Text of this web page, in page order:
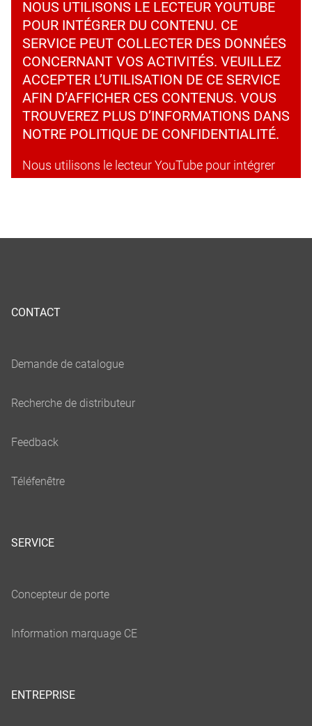
NOUS UTILISONS LE LECTEUR YOUTUBE
POUR INTÉGRER DU CONTENU. CE
SERVICE PEUT COLLECTER DES DONNÉES
CONCERNANT VOS ACTIVITÉS. VEUILLEZ
ACCEPTER L’UTILISATION DE CE SERVICE
AFIN D’AFFICHER CES CONTENUS. VOUS
TROUVEREZ PLUS D’INFORMATIONS DANS
NOTRE POLITIQUE DE CONFIDENTIALITÉ.
Nous utilisons le lecteur YouTube pour intégrer
ces contenus. Vous trouverez plus
CONTACT
SERVICE
ENTREPRISE